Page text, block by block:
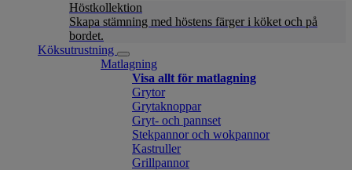
Höstkollektion
Skapa stämning med höstens färger i köket och på
bordet.
Köksutrustning
Matlagning
Visa allt för matlagning
Grytor
Grytaknoppar
Gryt- och pannset
Stekpannor och wokpannor
Kastruller
Grillpannor